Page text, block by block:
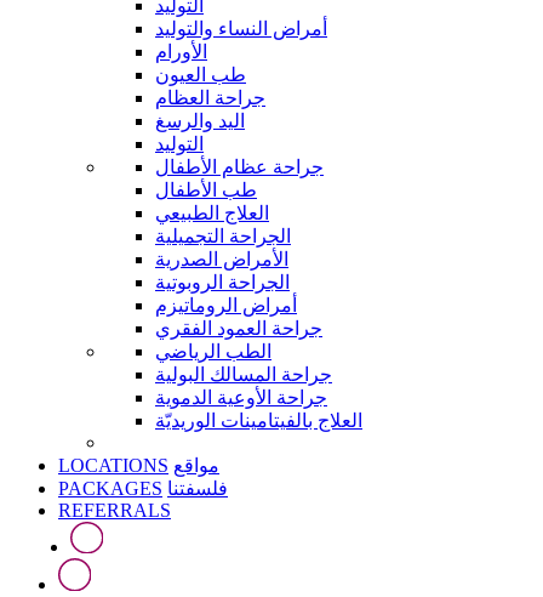
التوليد
أمراض النساء والتوليد
الأورام
طب العيون
جراحة العظام
اليد والرسغ
التوليد
جراحة عظام الأطفال
طب الأطفال
العلاج الطبيعي
الجراحة التجميلية
الأمراض الصدرية
الجراحة الروبوتية
أمراض الروماتيزم
جراحة العمود الفقري
الطب الرياضي
جراحة المسالك البولية
جراحة الأوعية الدموية
العلاج بالفيتامينات الوريديّة
LOCATIONS مواقع
PACKAGES فلسفتنا
REFERRALS